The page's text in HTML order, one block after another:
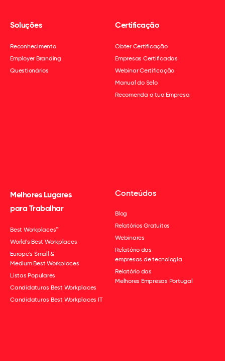
Soluções
Reconhecimento
Employer Branding
Questionários
Certificação
Obter Certificação
Empresas Certificadas
Webinar Certificação
Manual do Selo
Recomenda a tua Empresa
Melhores Lugares
para Trabalhar
Best Workplaces™
World's Best Workplaces
Europe's Small &
Medium Best Workplaces
Listas Populares
Candidaturas Best Workplaces
Candidaturas Best Workplaces IT
Conteúdos
Blog
Relatórios Gratuitos
Webinares
Relatório das
empresas de tecnologia
Relatório das
Melhores Empresas Portugal